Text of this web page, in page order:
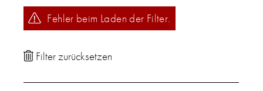
Fehler beim Laden der Filter.